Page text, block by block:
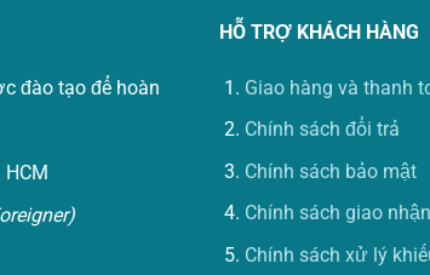
đào tạo để hoàn
HỖ TRỢ KHÁCH HÀNG
Giao hàng và thanh
Chính sách đổi trả
Chính sách bảo mật
Chính sách giao nhận
Chính sách xử lý